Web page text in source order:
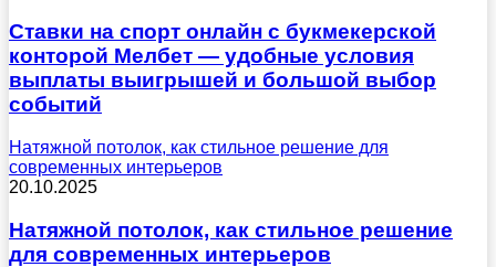
Ставки на спорт онлайн с букмекерской
конторой Мелбет — удобные условия
выплаты выигрышей и большой выбор
событий
Натяжной потолок, как стильное решение для
современных интерьеров
20.10.2025
Натяжной потолок, как стильное решение
для современных интерьеров